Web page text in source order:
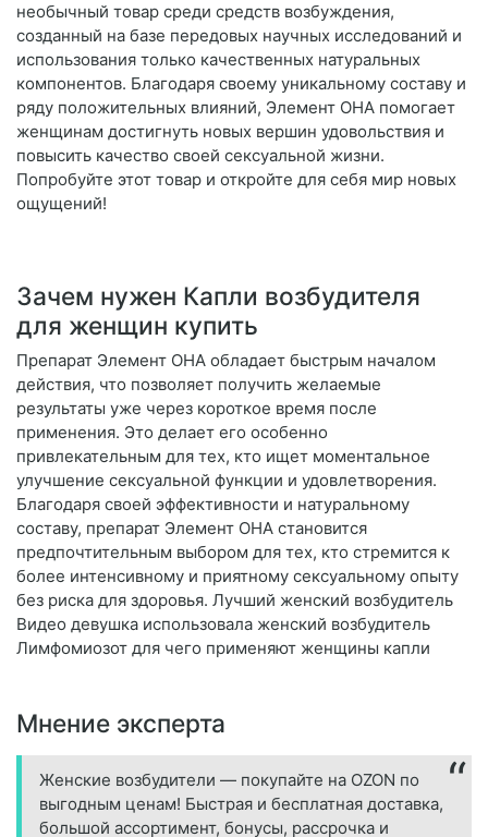
необычный товар среди средств возбуждения,
созданный на базе передовых научных исследований и
использования только качественных натуральных
компонентов. Благодаря своему уникальному составу и
ряду положительных влияний, Элемент ОНА помогает
женщинам достигнуть новых вершин удовольствия и
повысить качество своей сексуальной жизни.
Попробуйте этот товар и откройте для себя мир новых
ощущений!
Зачем нужен Капли возбудителя
для женщин купить
Препарат Элемент ОНА обладает быстрым началом
действия, что позволяет получить желаемые
результаты уже через короткое время после
применения. Это делает его особенно
привлекательным для тех, кто ищет моментальное
улучшение сексуальной функции и удовлетворения.
Благодаря своей эффективности и натуральному
составу, препарат Элемент ОНА становится
предпочтительным выбором для тех, кто стремится к
более интенсивному и приятному сексуальному опыту
без риска для здоровья. Лучший женский возбудитель
Видео девушка использовала женский возбудитель
Лимфомиозот для чего применяют женщины капли
Мнение эксперта
Женские возбудители — покупайте на OZON по
выгодным ценам! Быстрая и бесплатная доставка,
большой ассортимент, бонусы, рассрочка и